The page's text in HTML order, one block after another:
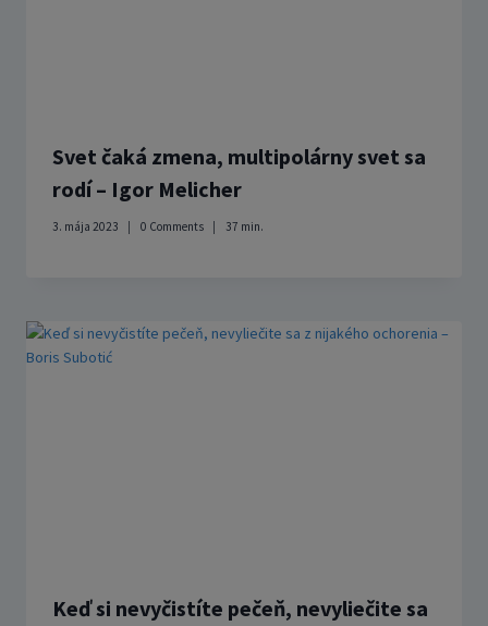
Svet čaká zmena, multipolárny svet sa
rodí – Igor Melicher
3. mája 2023 0 Comments 37 min.
Keď si nevyčistíte pečeň, nevyliečite sa